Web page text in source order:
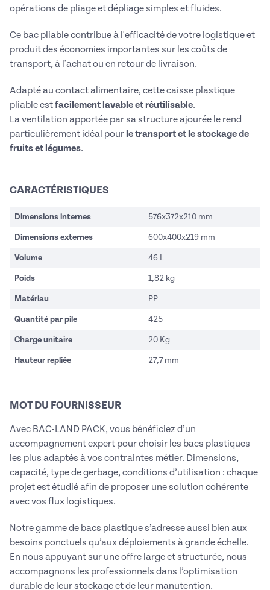
opérations de pliage et dépliage simples et fluides.
Ce bac pliablecontribue à l'efficacité de votre logistique et
produit des économies importantes sur les coûts de
transport, à l'achat ou en retour de livraison.
Adapté au contact alimentaire, cette caisse plastique
pliable estfacilement lavable et réutilisable.
La ventilation apportée par sa structure ajourée le rend
particulièrement idéal pour le transport et le stockage de
fruits et légumes.
CARACTÉRISTIQUES
Dimensions internes 576x372x210 mm
Dimensions externes 600x400x219 mm
Volume 46 L
Poids 1,82 kg
Matériau PP
Quantité par pile 425
Charge unitaire 20 Kg
Hauteur repliée 27,7 mm
MOT DU FOURNISSEUR
Avec BAC-LAND PACK, vous bénéficiez d’un
accompagnement expert pour choisir les bacs plastiques
les plus adaptés à vos contraintes métier. Dimensions,
capacité, type de gerbage, conditions d’utilisation : chaque
projet est étudié afin de proposer une solution cohérente
avec vos flux logistiques.
Notre gamme de bacs plastique s’adresse aussi bien aux
besoins ponctuels qu’aux déploiements à grande échelle.
En nous appuyant sur une offre large et structurée, nous
accompagnons les professionnels dans l’optimisation
durable de leur stockage et de leur manutention.